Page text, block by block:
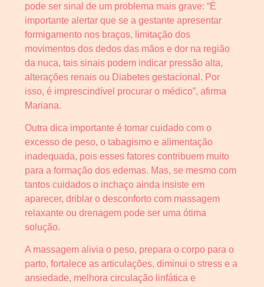
pode ser sinal de um problema mais grave: “É
importante alertar que se a gestante apresentar
formigamento nos braços, limitação dos
movimentos dos dedos das mãos e dor na região
da nuca, tais sinais podem indicar pressão alta,
alterações renais ou Diabetes gestacional. Por
isso, é imprescindível procurar o médico”, afirma
Mariana.
Outra dica importante é tomar cuidado com o
excesso de peso, o tabagismo e alimentação
inadequada, pois esses fatores contribuem muito
para a formação dos edemas. Mas, se mesmo com
tantos cuidados o inchaço ainda insiste em
aparecer, driblar o desconforto com massagem
relaxante ou drenagem pode ser uma ótima
solução.
A massagem alivia o peso, prepara o corpo para o
parto, fortalece as articulações, diminui o stress e a
ansiedade, melhora circulação linfática e